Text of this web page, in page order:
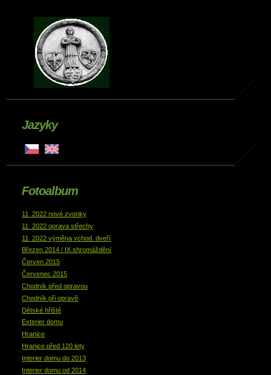
Jazyky
Fotoalbum
11_2022 nové zvonky
11_2022 oprava střechy
11_2022 výměna vchod. dveří
Březen 2014 / IX.shromáždění
Červen 2015
Červenec 2015
Chodník před opravou
Chodník při opravě
Dětské hřiště
Exterier domu
Hranice
Hranice před 120 lety
Interier domu do 2013
Interier domu od 2014